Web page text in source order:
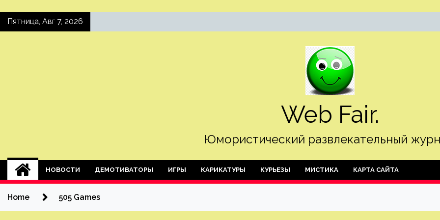
SkipПятница, Авг 7, 2026
Web Fair.
Юмористический развлекательный
НОВОСТИ ДЕМОТИВАТОРЫ ИГРЫ КАРИКАТУРЫ КУРЬЕЗЫ МИСТИКА КАРТА САЙТА
Home 505 Games